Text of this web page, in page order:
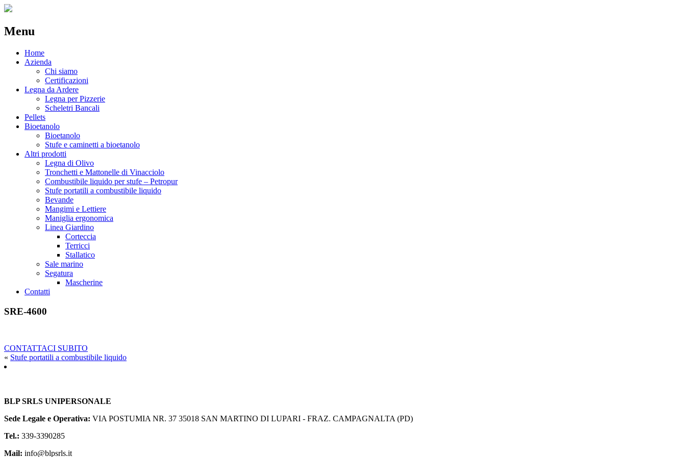
Menu
Skip
Home
Azienda
Chi siamo
Certificazioni
Legna da Ardere
Legna per Pizzerie
Scheletri Bancali
Pellets
Bioetanolo
Bioetanolo
Stufe e caminetti a bioetanolo
Altri prodotti
Legna di Olivo
Tronchetti e Mattonelle di Vinacciolo
Combustibile liquido per stufe – Petropur
Stufe portatili a combustibile liquido
Bevande
Mangimi e Lettiere
Maniglia ergonomica
Linea Giardino
Corteccia
Terricci
Stallatico
Sale marino
Segatura
Mascherine
Contatti
SRE-4600
CONTATTACI SUBITO
« Stufe portatili a combustibile liquido
BLP SRLS UNIPERSONALE
Sede Legale e Operativa: VIA POSTUMIA NR. 37 35018 SAN MARTINO DI LUPARI - FRAZ. CAMPAGNALTA (PD)
Tel.: 339-3390285
Mail: info@blpsrls.it